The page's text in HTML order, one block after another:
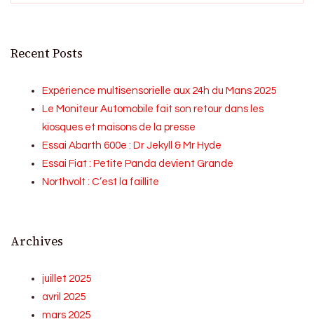
Recent Posts
Expérience multisensorielle aux 24h du Mans 2025
Le Moniteur Automobile fait son retour dans les
kiosques et maisons de la presse
Essai Abarth 600e : Dr Jekyll & Mr Hyde
Essai Fiat : Petite Panda devient Grande
Northvolt : C’est la faillite
Archives
juillet 2025
avril 2025
mars 2025